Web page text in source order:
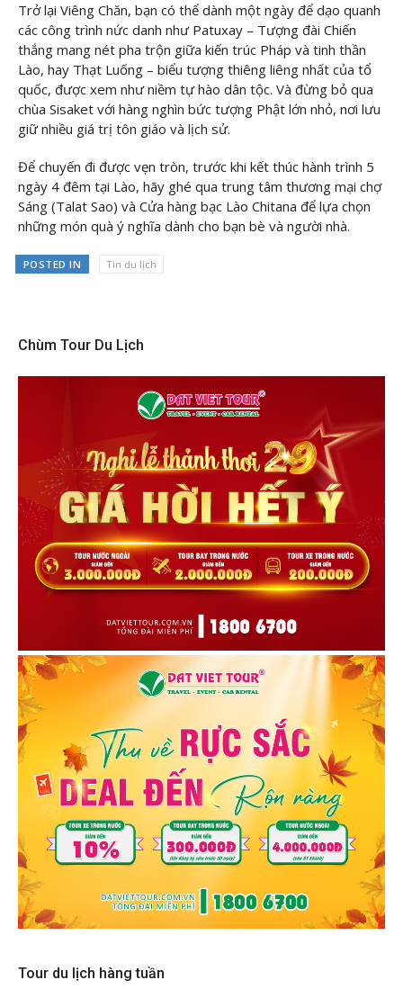
Trở lại Viêng Chăn, bạn có thể dành một ngày để dạo quanh
các công trình nức danh như Patuxay – Tượng đài Chiến
thắng mang nét pha trộn giữa kiến trúc Pháp và tinh thần
Lào, hay Thạt Luống – biểu tượng thiêng liêng nhất của tổ
quốc, được xem như niềm tự hào dân tộc. Và đừng bỏ qua
chùa Sisaket với hàng nghìn bức tượng Phật lớn nhỏ, nơi lưu
giữ nhiều giá trị tôn giáo và lịch sử.
Để chuyến đi được vẹn tròn, trước khi kết thúc hành trình 5
ngày 4 đêm tại Lào, hãy ghé qua trung tâm thương mại chợ
Sáng (Talat Sao) và Cửa hàng bạc Lào Chitana để lựa chọn
những món quà ý nghĩa dành cho bạn bè và người nhà.
POSTED IN Tin du lịch
Chùm Tour Du Lịch
Tour du lịch hàng tuần